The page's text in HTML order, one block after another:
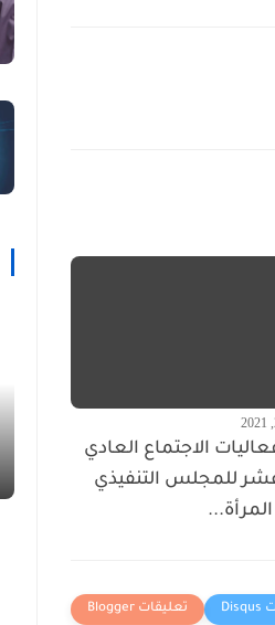
الاجتماع العادي
للمجلس التنفيذي